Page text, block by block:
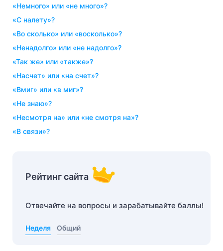
«немного» или «не много»?
«с налету»?
«во сколько» или «восколько»?
«ненадолго» или «не надолго»?
«так же» или «также»?
«насчет» или «на счет»?
«вмиг» или «в миг»?
«не знаю»?
«несмотря на» или «не смотря на»?
«в связи»?
Рейтинг сайта
Отвечайте на вопросы и зарабатывайте баллы!
Неделя Общий